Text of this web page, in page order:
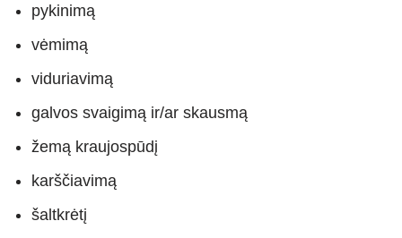
pykinimą
vėmimą
viduriavimą
galvos svaigimą ir/ar skausmą
žemą kraujospūdį
karščiavimą
šaltkrėtį